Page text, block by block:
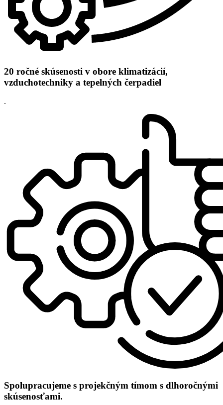
20 ročné skúsenosti v obore klimatizácií,
vzduchotechniky a tepelných čerpadiel
.
Spolupracujeme s projekčným tímom s dlhoročnými
skúsenosťami.